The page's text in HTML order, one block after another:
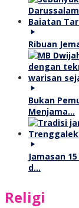
Ribuan
Bukan
Menjama…
Jamasan
d…
Religi